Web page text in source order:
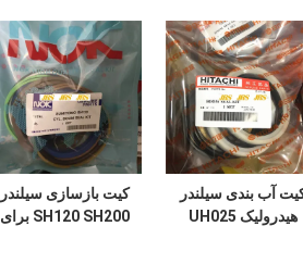
آب بندی سیلندر
هیدرولیک UH025
کیت بازسازی سیلندر
SH120 SH200 برای